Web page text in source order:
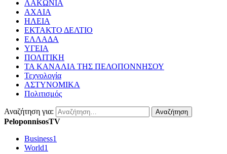
ΛΑΚΩΝΙΑ
ΑΧΑΙΑ
ΗΛΕΙΑ
ΕΚΤΑΚΤΟ ΔΕΛΤΙΟ
ΕΛΛΑΔΑ
ΥΓΕΙΑ
ΠΟΛΙΤΙΚΗ
ΤΑ ΚΑΝΑΛΙΑ ΤΗΣ ΠΕΛΟΠΟΝΝΗΣΟΥ
Τεχνολογία
ΑΣΤΥΝΟΜΙΚΑ
Πολιτισμός
Αναζήτηση για:
PeloponnisosTV
Business1
World1